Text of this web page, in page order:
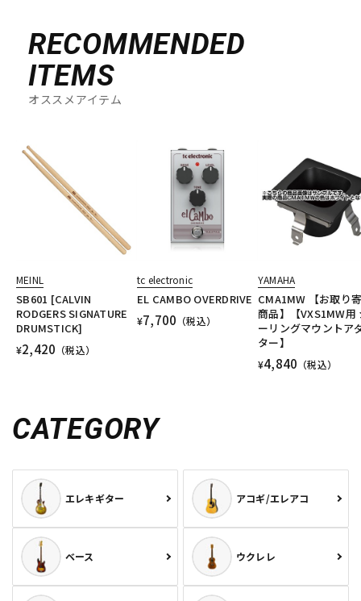
RECOMMENDED
ITEMS
オススメアイテム
MEINL
SB601 [CALVIN
RODGERS SIGNATURE
DRUMSTICK]
¥2,420 （税込）
tc electronic
EL CAMBO OVERDRIVE
¥7,700 （税込）
YAMAHA
CMA1MW 【お取り
商品】【VXS1MW用
ーリングマウントア
ター】
¥4,840 （税込）
CATEGORY
エレキギター アコギ/エレアコ
ベース ウクレレ